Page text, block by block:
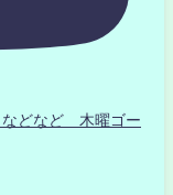
どなど 木曜ゴー